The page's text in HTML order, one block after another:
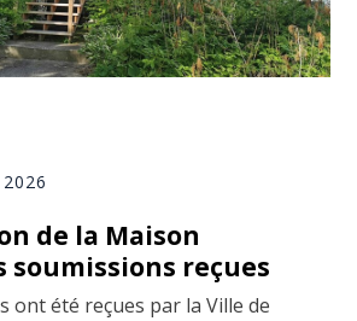
de la Maison
soumissions reçues
ont été reçues par la Ville de